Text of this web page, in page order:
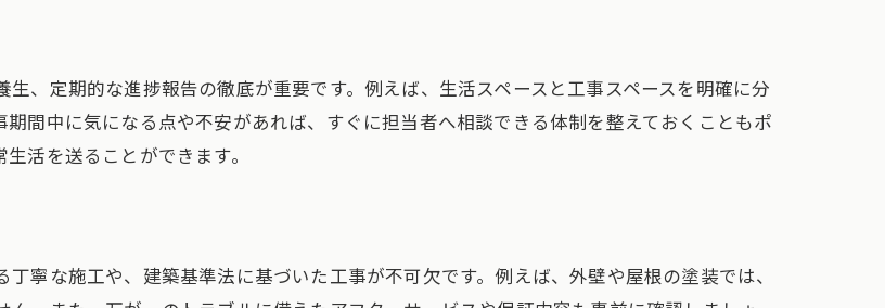
るリフォームを見分けるポイント
ォームの安心を得る業者選びの着眼点
ォーム事例と実績から判断する安心感
、定期的な進捗報告の徹底が重要です。例えば、生活スペースと工事スペースを明確に分
間中に気になる点や不安があれば、すぐに担当者へ相談できる体制を整えておくこともポ
活を送ることができます。
寧な施工や、建築基準法に基づいた工事が不可欠です。例えば、外壁や屋根の塗装では、